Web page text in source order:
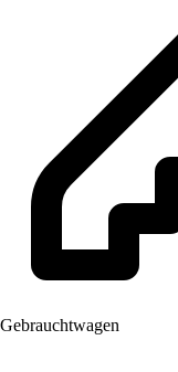
Gebrauchtwagen